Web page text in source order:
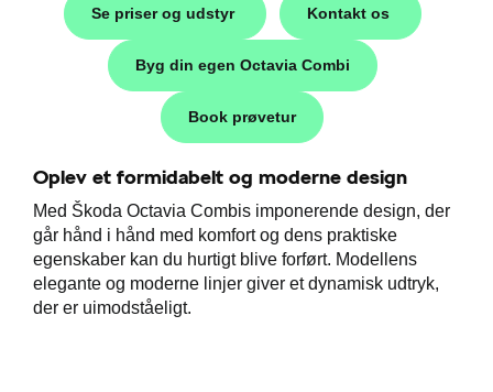
Se priser og udstyr Kontakt os
Byg din egen Octavia Combi
Book prøvetur
Oplev et formidabelt og moderne design
Med Škoda Octavia Combis imponerende design, der
går hånd i hånd med komfort og dens praktiske
egenskaber kan du hurtigt blive forført. Modellens
elegante og moderne linjer giver et dynamisk udtryk,
der er uimodståeligt.